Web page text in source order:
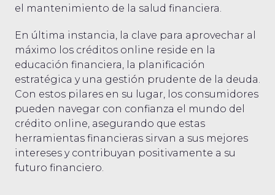
el mantenimiento de la salud financiera.
En última instancia, la clave para aprovechar al
máximo los créditos online reside en la
educación financiera, la planificación
estratégica y una gestión prudente de la deuda.
Con estos pilares en su lugar, los consumidores
pueden navegar con confianza el mundo del
crédito online, asegurando que estas
herramientas financieras sirvan a sus mejores
intereses y contribuyan positivamente a su
futuro financiero.